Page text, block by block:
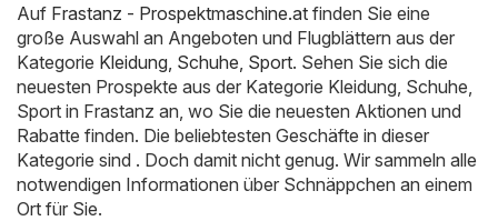
Auf Frastanz - Prospektmaschine.at finden Sie eine
große Auswahl an Angeboten und Flugblättern aus der
Kategorie Kleidung, Schuhe, Sport. Sehen Sie sich die
neuesten Prospekte aus der Kategorie Kleidung, Schuhe,
Sport in Frastanz an, wo Sie die neuesten Aktionen und
Rabatte finden. Die beliebtesten Geschäfte in dieser
Kategorie sind . Doch damit nicht genug. Wir sammeln alle
notwendigen Informationen über Schnäppchen an einem
Ort für Sie.